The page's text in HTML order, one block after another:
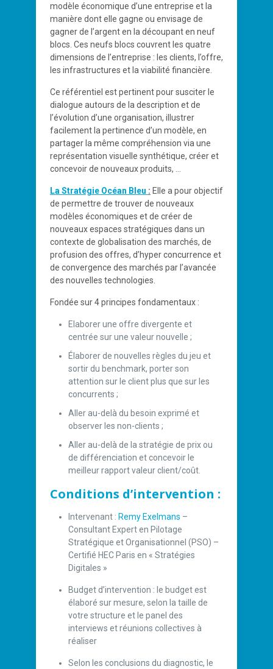
modèle économique d’une entreprise et la
manière dont elle gagne ou envisage de
gagner de l’argent en la découpant en neuf
blocs. Ces neufs blocs couvrent les quatre
dimensions de l’entreprise : les clients, l’offre,
les infrastructures et la viabilité financière.
Ce référentiel est pertinent pour susciter le
dialogue autours de la description et de
l’évolution d’une organisation, illustrer
facilement la pertinence d’un modèle, en
partager la même compréhension via une
représentation visuelle synthétique, créer et
concevoir de nouveaux produits, …
La Stratégie Océan Bleu : Elle a pour objectif
de permettre de trouver de nouveaux
modèles économiques et de créer de
nouveaux espaces stratégiques dans un
contexte de globalisation des marchés, de
profusion des offres, d’hyper concurrence et
de convergence des marchés par l’avancée
des nouvelles technologies.
Fondée sur 4 principes fondamentaux :
Elaborer une offre divergente et
centrée sur une valeur nouvelle ;
Élaborer de nouvelles règles du jeu et
sortir du benchmark, porter son
attention sur le client plus que sur les
concurrents ;
Aller au-delà du besoin exprimé et
observer les non-clients ;
Aller au-delà de la stratégie de prix ou
de différenciation et concevoir le
meilleur rapport valeur client/coût.
Conditions d’intervention :
Intervenant : Remy Exelmans –
Consultant Expert en Pilotage
Stratégique et Organisationnel (PSO) –
Certifié HEC Paris en « Stratégies
Digitales »
Budget d’intervention : le budget est
élaboré sur mesure, selon la taille de
votre structure et le panel des
interviews et réunions collectives à
réaliser
Selon les conclusions du diagnostic, le